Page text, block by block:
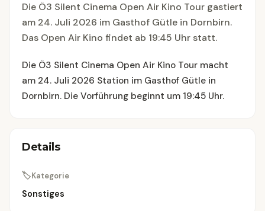
Die Ö3 Silent Cinema Open Air Kino Tour gastiert
am 24. Juli 2026 im Gasthof Gütle in Dornbirn.
Das Open Air Kino findet ab 19:45 Uhr statt.
Die Ö3 Silent Cinema Open Air Kino Tour macht
am 24. Juli 2026 Station im Gasthof Gütle in
Dornbirn. Die Vorführung beginnt um 19:45 Uhr.
Details
🏷Kategorie
Sonstiges